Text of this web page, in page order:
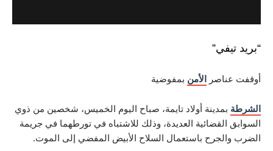
الأمن بمفوضية
أولاد تايمة، صباح اليوم الخميس، شخصين من ذوي
العديدة، وذلك للاشتباه في تورطهما في جريمة
باستعمال السلاح الأبيض المفضي إلى الموت.